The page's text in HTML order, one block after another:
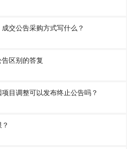
交公告采购方式写什么？
区别的答复
目调整可以发布终止公告吗？